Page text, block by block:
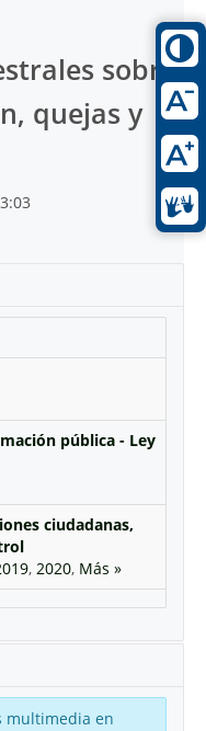
sobre
quejas y
pública - Ley
ciudadanas,
, 2020, Más »
multimedia en